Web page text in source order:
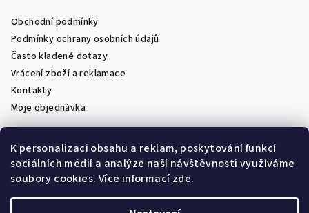
K personalizaci obsahu a reklam, poskytování funkcí
sociálních médií a analýze naší návštěvnosti využíváme
soubory cookies. Více informacízde.
Obchodní podmínky
Podmínky ochrany osobních údajů
Často kladené dotazy
Vrácení zboží a reklamace
Kontakty
Moje objednávka
Facebook